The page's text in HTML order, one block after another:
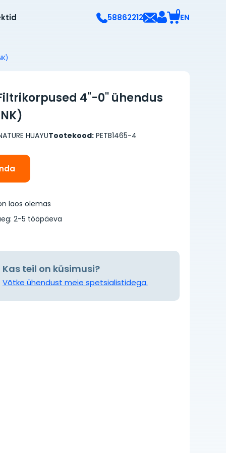
58862212 0EN
4"-0'' ühendus
HUAYUTootekood:PETB1465-4
laos olemas
2-5 tööpäeva
Kas teil on küsimusi?
Võtke ühendust meie spetsialistidega.